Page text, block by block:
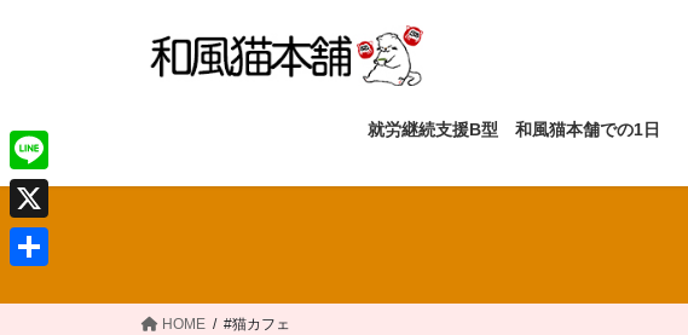
ツ
へ
ス
キ
シ
ョ
ン
に
就労継続支援B型 和風猫本舗での1日
HOME #猫カフェ
L
i
n
e
X